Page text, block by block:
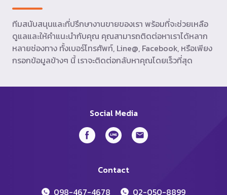
ทีมสนับสนุนและที่ปรึกษางานขายของเรา พร้อมที่จะช่วยเหลือ
ดูแลและให้คำแนะนำกับคุณ คุณสามารถติดต่อหาเราได้หลาก
หลายช่องทาง ทั้งเบอร์โทรศัพท์, Line@, Facebook, หรือเพียง
กรอกข้อมูลข้างๆ นี้ เราจะติดต่อกลับหาคุณโดยเร็วที่สุด
Social Media
Contact
098-467-4678
02-050-8899